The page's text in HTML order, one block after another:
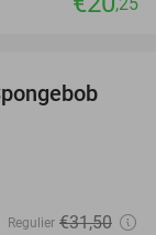
,25
27%
Regulier €31,50